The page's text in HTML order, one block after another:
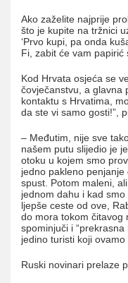
Ako zaželite najprije
što je kupite na tržnici
‘Prvo kupi, pa onda
Fi, zabit će vam papirić
Kod Hrvata osjeća se
čovječanstvu, a glavna
kontaktu s Hrvatima,
da ste vi samo gosti!”,
– Međutim, nije sve
našem putu slijedio je
otoku u kojem smo
jedno pakleno
spust. Potom maleni,
jednom dahu i kad
ljepše ceste od ove,
do mora tokom čitavog
spominjuči i
jedino turisti koji
Ruski novinari prelaze